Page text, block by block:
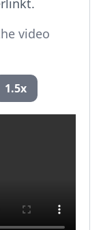
video
1.5x